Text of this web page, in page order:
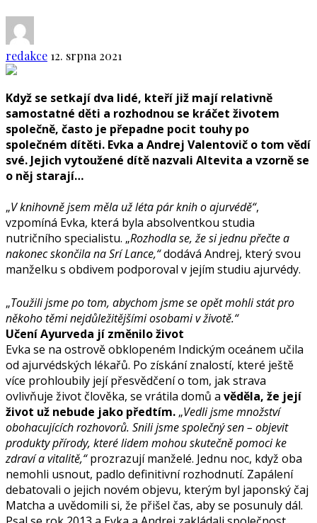
redakce 12. srpna 2021
Když se setkají dva lidé, kteří již mají relativně
samostatné děti a rozhodnou se kráčet životem
společně, často je přepadne pocit touhy po
společném dítěti. Evka a Andrej Valentovič o tom vědí
své. Jejich vytoužené dítě nazvali Altevita a vzorně se
o něj starají…
„V knihovně jsem měla už léta pár knih o ajurvédě“,
vzpomíná Evka, která byla absolventkou studia
nutričního specialistu. „Rozhodla se, že si jednu přečte a
nakonec skončila na Srí Lance,“dodává Andrej, který svou
manželku s obdivem podporoval v jejím studiu ajurvédy.
„Toužili jsme po tom, abychom jsme se opět mohli stát pro
někoho těmi nejdůležitějšími osobami v životě.“
Učení Ayurveda jí změnilo život
Evka se na ostrově obklopeném Indickým oceánem učila
od ajurvédských lékařů. Po získání znalostí, které ještě
více prohloubily její přesvědčení o tom, jak strava
ovlivňuje život člověka, se vrátila domů a věděla, že její
život už nebude jako předtím. „Vedli jsme množství
obohacujících rozhovorů. Snili jsme společný sen – objevit
produkty přírody, které lidem mohou skutečně pomoci ke
zdraví a vitalitě,“prozrazují manželé. Jednu noc, když oba
nemohli usnout, padlo definitivní rozhodnutí. Zapálení
debatovali o jejich novém objevu, kterým byl japonský čaj
Matcha a uvědomili si, že přišel čas, aby se posunuly dál.